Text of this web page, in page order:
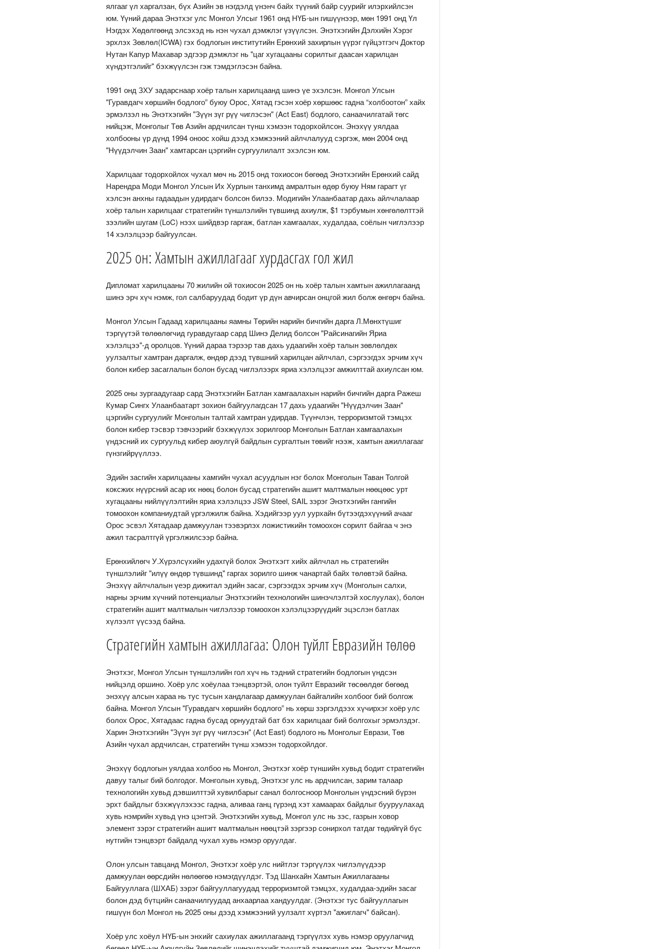
ялгааг үл харгалзан, бүх Азийн эв нэгдэлд үнэнч байх түүний байр суурийг илэрхийлсэн
юм. Үүний дараа Энэтхэг улс Монгол Улсыг 1961 онд НҮБ-ын гишүүнээр, мөн 1991 онд Үл
Нэгдэх Хөдөлгөөнд элсэхэд нь нэн чухал дэмжлэг үзүүлсэн. Энэтхэгийн Дэлхийн Хэрэг
эрхлэх Зөвлөл(ICWA) гэх бодлогын институтийн Ерөнхий захирлын үүрэг гүйцэтгэгч Доктор
Нутан Капур Махавар эдгээр дэмжлэг нь "цаг хугацааны сорилтыг даасан харилцан
хүндэтгэлийг" бэхжүүлсэн гэж тэмдэглэсэн байна.
1991 онд ЗХУ задарснаар хоёр талын харилцаанд шинэ үе эхэлсэн. Монгол Улсын
"Гуравдагч хөршийн бодлого” буюу Орос, Хятад гэсэн хоёр хөршөөс гадна “холбоотон” хайх
эрмэлзэл нь Энэтхэгийн "Зүүн зүг рүү чиглэсэн" (Act East) бодлого, санаачилгатай төгс
нийцэж, Монголыг Төв Азийн ардчилсан түнш хэмээн тодорхойлсон. Энэхүү уялдаа
холбооны үр дүнд 1994 оноос хойш дээд хэмжээний айлчлалууд сэргэж, мөн 2004 онд
"Нүүдэлчин Заан" хамтарсан цэргийн сургуулилалт эхэлсэн юм.
Харилцааг тодорхойлох чухал мөч нь 2015 онд тохиосон бөгөөд Энэтхэгийн Ерөнхий сайд
Нарендра Моди Монгол Улсын Их Хурлын танхимд амралтын өдөр буюу Ням гарагт үг
хэлсэн анхны гадаадын удирдагч болсон билээ. Модигийн Улаанбаатар дахь айлчлалаар
хоёр талын харилцааг стратегийн түншлэлийн түвшинд ахиулж, $1 тэрбумын хөнгөлөлттэй
зээлийн шугам (LoC) нээх шийдвэр гаргаж, батлан хамгаалах, худалдаа, соёлын чиглэлээр
14 хэлэлцээр байгуулсан.
2025 он: Хамтын ажиллагааг хурдасгах гол жил
Дипломат харилцааны 70 жилийн ой тохиосон 2025 он нь хоёр талын хамтын ажиллагаанд
шинэ эрч хүч нэмж, гол салбаруудад бодит үр дүн авчирсан онцгой жил болж өнгөрч байна.
Монгол Улсын Гадаад харилцааны яамны Төрийн нарийн бичгийн дарга Л.Мөнхтүшиг
тэргүүтэй төлөөлөгчид гуравдугаар сард Шинэ Делид болсон "Райсинагийн Яриа
хэлэлцээ"-д оролцов. Үүний дараа тэрээр тав дахь удаагийн хоёр талын зөвлөлдөх
уулзалтыг хамтран даргалж, өндөр дээд түвшний харилцан айлчлал, сэргээгдэх эрчим хүч
болон кибер засаглалын болон бусад чиглэлээрх яриа хэлэлцээг амжилттай ахиулсан юм.
2025 оны зургаадугаар сард Энэтхэгийн Батлан хамгаалахын нарийн бичгийн дарга Ражеш
Кумар Сингх Улаанбаатарт зохион байгуулагдсан 17 дахь удаагийн "Нүүдэлчин Заан"
цэргийн сургуулийг Монголын талтай хамтран удирдав. Түүнчлэн, терроризмтой тэмцэх
болон кибер тэсвэр тэвчээрийг бэхжүүлэх зорилгоор Монголын Батлан хамгаалахын
үндэсний их сургуульд кибер аюулгүй байдлын сургалтын төвийг нээж, хамтын ажиллагааг
гүнзгийрүүллээ.
Эдийн засгийн харилцааны хамгийн чухал асуудлын нэг болох Монголын Таван Толгой
коксжих нүүрсний асар их нөөц болон бусад стратегийн ашигт малтмалын нөөцөөс урт
хугацааны нийлүүлэлтийн яриа хэлэлцээ JSW Steel, SAIL зэрэг Энэтхэгийн гангийн
томоохон компаниудтай үргэлжилж байна. Хэдийгээр уул уурхайн бүтээгдэхүүний ачааг
Орос эсвэл Хятадаар дамжуулан тээвэрлэх ложистикийн томоохон сорилт байгаа ч энэ
ажил тасралтгүй үргэлжилсээр байна.
Ерөнхийлөгч У.Хүрэлсүхийн удахгүй болох Энэтхэгт хийх айлчлал нь стратегийн
түншлэлийг "илүү өндөр түвшинд" гаргах зорилго шинж чанартай байх төлөвтэй байна.
Энэхүү айлчлалын үеэр дижитал эдийн засаг, сэргээгдэх эрчим хүч (Монголын салхи,
нарны эрчим хүчний потенциалыг Энэтхэгийн технологийн шинэчлэлтэй хослуулах), болон
стратегийн ашигт малтмалын чиглэлээр томоохон хэлэлцээрүүдийг эцэслэн батлах
хүлээлт үүсээд байна.
Стратегийн хамтын ажиллагаа: Олон туйлт Евразийн төлөө
Энэтхэг, Монгол Улсын түншлэлийн гол хүч нь тэдний стратегийн бодлогын үндсэн
нийцэлд оршино. Хоёр улс хоёулаа тэнцвэртэй, олон туйлт Евразийг төсөөлдөг бөгөөд
энэхүү алсын хараа нь тус тусын хандлагаар дамжуулан байгалийн холбоог бий болгож
байна. Монгол Улсын "Гуравдагч хөршийн бодлого” нь хөрш зэргэлдээх хүчирхэг хоёр улс
болох Орос, Хятадаас гадна бусад орнуудтай бат бэх харилцааг бий болгохыг эрмэлздэг.
Харин Энэтхэгийн "Зүүн зүг рүү чиглэсэн" (Act East) бодлого нь Монголыг Еврази, Төв
Азийн чухал ардчилсан, стратегийн түнш хэмээн тодорхойлдог.
Энэхүү бодлогын уялдаа холбоо нь Монгол, Энэтхэг хоёр түншийн хувьд бодит стратегийн
давуу талыг бий болгодог. Монголын хувьд, Энэтхэг улс нь ардчилсан, зарим талаар
технологийн хувьд дэвшилттэй хувилбарыг санал болгосноор Монголын үндэсний бүрэн
эрхт байдлыг бэхжүүлэхээс гадна, аливаа ганц гүрэнд хэт хамаарах байдлыг бууруулахад
хувь нэмрийн хувьд үнэ цэнтэй. Энэтхэгийн хувьд, Монгол улс нь зэс, газрын ховор
элемент зэрэг стратегийн ашигт малтмалын нөөцтэй зэргээр сонирхол татдаг төдийгүй бүс
нутгийн тэнцвэрт байдалд чухал хувь нэмэр оруулдаг.
Олон улсын тавцанд Монгол, Энэтхэг хоёр улс нийтлэг тэргүүлэх чиглэлүүдээр
дамжуулан өөрсдийн нөлөөгөө нэмэгдүүлдэг. Тэд Шанхайн Хамтын Ажиллагааны
Байгууллага (ШХАБ) зэрэг байгууллагуудад терроризмтой тэмцэх, худалдаа-эдийн засаг
болон дэд бүтцийн санаачилгуудад анхаарлаа хандуулдаг. (Энэтхэг тус байгууллагын
гишүүн бол Монгол нь 2025 оны дээд хэмжээний уулзалт хүртэл "ажиглагч" байсан).
Хоёр улс хоёул НҮБ-ын энхийг сахиулах ажиллагаанд тэргүүлэх хувь нэмэр оруулагчид